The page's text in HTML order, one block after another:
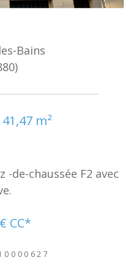
Bains
m²
de-chaussée F2 avec
CC*